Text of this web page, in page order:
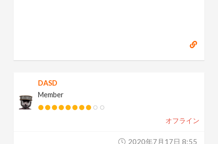
DASD
Member
オフライン
2020年7月17日 8:55